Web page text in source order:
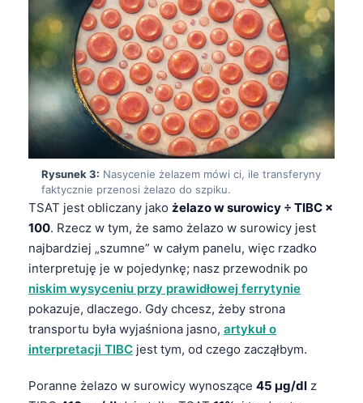
Rysunek 3: Nasycenie żelazem mówi ci, ile transferyny
faktycznie przenosi żelazo do szpiku.
TSAT jest obliczany jako żelazo w surowicy ÷ TIBC ×
100. Rzecz w tym, że samo żelazo w surowicy jest
najbardziej „szumne” w całym panelu, więc rzadko
interpretuję je w pojedynkę; nasz przewodnik po
niskim wysyceniu przy prawidłowej ferrytynie
pokazuje, dlaczego. Gdy chcesz, żeby strona
transportu była wyjaśniona jasno, artykuł o
interpretacji TIBC jest tym, od czego zacząłbym.
Poranne żelazo w surowicy wynoszące 45 µg/dl z